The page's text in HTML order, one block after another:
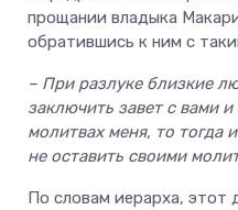
прощании владыка
обратившись к ним с
– При разлуке близкие
заключить завет с вами
молитвах меня, то тогда
не оставить своими
По словам иерарха, этот